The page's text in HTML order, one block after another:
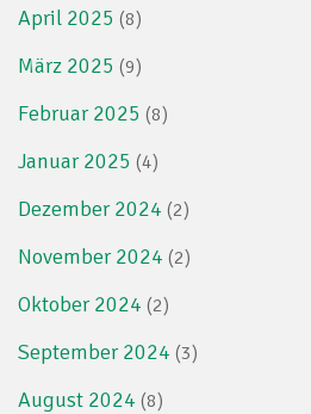
April 2025 (8)
März 2025 (9)
Februar 2025 (8)
Januar 2025 (4)
Dezember 2024 (2)
November 2024 (2)
Oktober 2024 (2)
September 2024 (3)
August 2024 (8)